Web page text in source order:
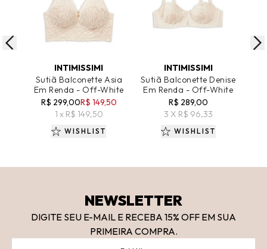
INTIMISSIMI
Sutiã Balconette Asia
Em Renda - Off-White
R$ 299,00R$ 149,50
1 x R$ 149,50
WISHLIST
INTIMISSIMI
Sutiã Balconette Denise
Em Renda - Off-White
R$ 289,00
3 X R$ 96,33
WISHLIST
NEWSLETTER
DIGITE SEU E-MAIL E RECEBA 15% OFF EM SUA
PRIMEIRA COMPRA.